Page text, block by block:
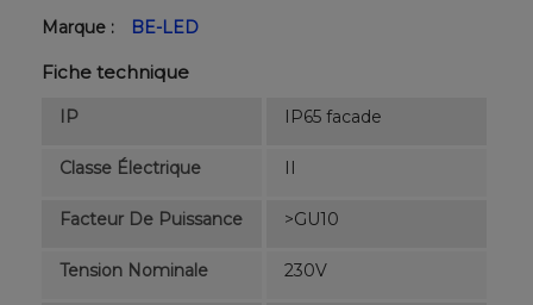
Marque :
BE-LED
Fiche technique
IP IP65 facade
Classe Électrique II
Facteur De Puissance >GU10
Tension Nominale 230V